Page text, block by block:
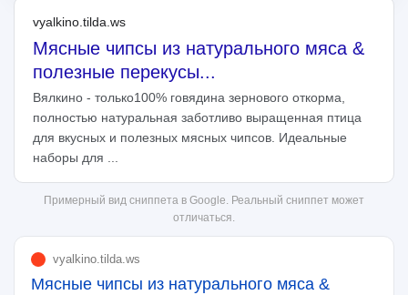
vyalkino.tilda.ws
Мясные чипсы из натурального мяса &
полезные перекусы...
Вялкино - только100% говядина зернового откорма,
полностью натуральная заботливо выращенная птица
для вкусных и полезных мясных чипсов. Идеальные
наборы для ...
Примерный вид сниппета в Google. Реальный сниппет может
отличаться.
vyalkino.tilda.ws
Мясные чипсы из натурального мяса &